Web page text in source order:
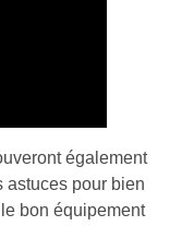
également
astuces pour bien
bon équipement